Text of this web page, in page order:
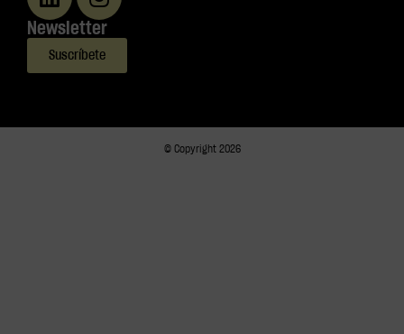
Newsletter
Suscríbete
© Copyright 2026